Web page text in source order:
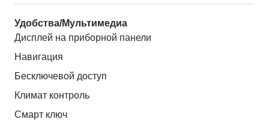
Удобства/Мультимедиа
Дисплей на приборной панели
Навигация
Бесключевой доступ
Климат контроль
Смарт ключ